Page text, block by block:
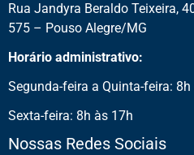
Rua Jandyra Beraldo Teixeira,
575 – Pouso Alegre/MG
Horário administrativo:
Segunda-feira a Quinta-feira: 8h
Sexta-feira: 8h às 17h
Nossas Redes Sociais